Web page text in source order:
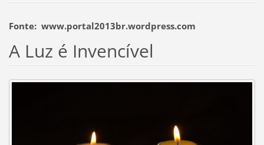
Fonte: www.portal2013br.wordpress.com
A Luz é Invencível